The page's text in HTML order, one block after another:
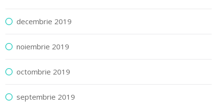
decembrie 2019
noiembrie 2019
octombrie 2019
septembrie 2019